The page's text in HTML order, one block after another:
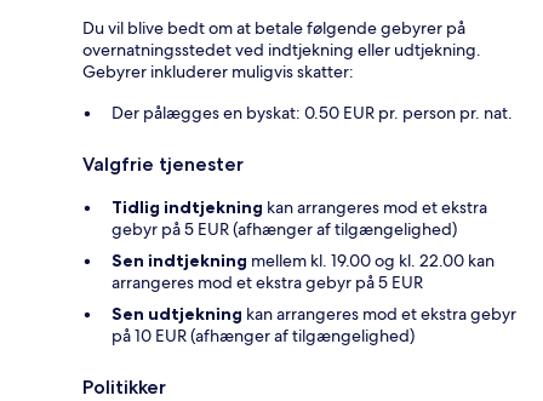
Du vil blive bedt om at betale følgende gebyrer på
overnatningsstedet ved indtjekning eller udtjekning.
Gebyrer inkluderer muligvis skatter:
Der pålægges en byskat: 0.50 EUR pr. person pr. nat.
Valgfrie tjenester
Tidlig indtjekning kan arrangeres mod et ekstra
gebyr på 5 EUR (afhænger af tilgængelighed)
Sen indtjekning mellem kl. 19.00 og kl. 22.00 kan
arrangeres mod et ekstra gebyr på 5 EUR
Sen udtjekning kan arrangeres mod et ekstra gebyr
på 10 EUR (afhænger af tilgængelighed)
Politikker